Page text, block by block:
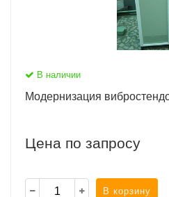
В наличии
Модернизация
Цена по запросу
В корзину